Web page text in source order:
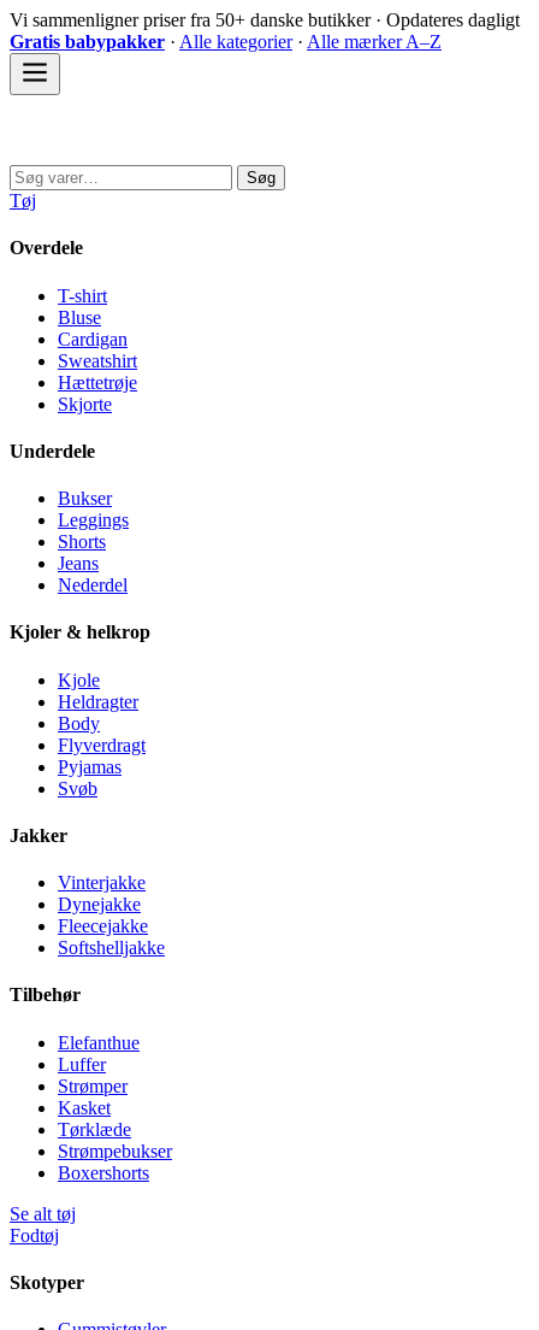
Spring
til
indhold
Vi sammenligner priser fra 50+ danske butikker · Opdateres dagligt
Gratis babypakker · Alle kategorier· Alle mærker A–Z
Søg
efter:
Søg
Tøj
Overdele
T-shirt
Bluse
Cardigan
Sweatshirt
Hættetrøje
Skjorte
Underdele
Bukser
Leggings
Shorts
Jeans
Nederdel
Kjoler & helkrop
Kjole
Heldragter
Body
Flyverdragt
Pyjamas
Svøb
Jakker
Vinterjakke
Dynejakke
Fleecejakke
Softshelljakke
Tilbehør
Elefanthue
Luffer
Strømper
Kasket
Tørklæde
Strømpebukser
Boxershorts
Se alt tøj
Fodtøj
Skotyper